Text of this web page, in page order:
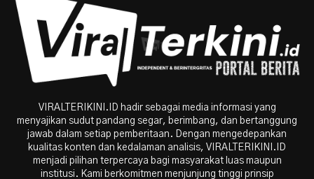
VIRALTERIKINI.ID hadir sebagai media informasi yang
menyajikan sudut pandang segar, berimbang, dan bertanggung
jawab dalam setiap pemberitaan. Dengan mengedepankan
kualitas konten dan kedalaman analisis, VIRALTERIKINI.ID
menjadi pilihan terpercaya bagi masyarakat luas maupun
institusi. Kami berkomitmen menjunjung tinggi prinsip